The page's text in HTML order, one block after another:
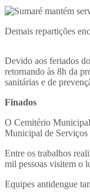
Demais repartições
Devido aos feriados
retornando às 8h da
sanitárias e de
Finados
O Cemitério Municipal
Municipal de Serviços
Entre os trabalhos
mil pessoas visitem o
Equipes antidengue